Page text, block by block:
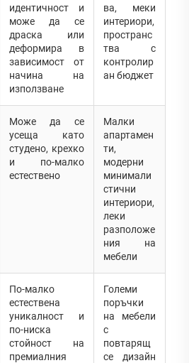
идентичност и
може да се
драска или
деформира в
зависимост от
начина на
използване
ва, меки
интериори,
пространс
тва с
контролир
ан бюджет
Може да се
усеща като
студено, крехко
и по-малко
естествено
Малки
апартамен
ти,
модерни
минимали
стични
интериори,
леки
разположе
ния на
мебели
По-малко
естествена
уникалност и
по-ниска
стойност на
премиалния
Големи
поръчки
на мебели
с
повтарящ
се дизайн